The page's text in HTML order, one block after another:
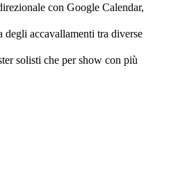
con Google Calendar,
degli accavallamenti tra diverse
solisti che per show con più